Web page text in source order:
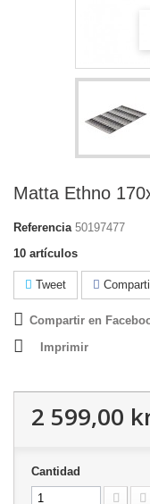
Matta Ethno
Referencia 50197477
10 artículos
Tweet
Compartir en
Imprimir
2 599,00
Cantidad